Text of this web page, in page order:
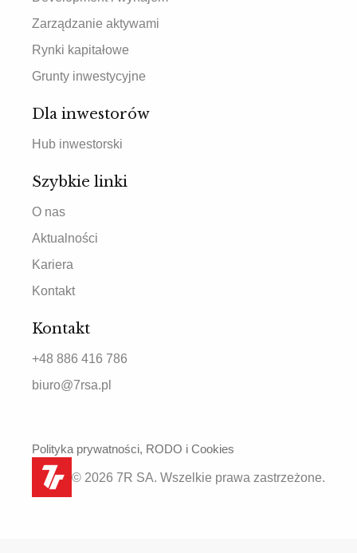
Zarządzanie aktywami
Rynki kapitałowe
Grunty inwestycyjne
Dla inwestorów
Hub inwestorski
Szybkie linki
O nas
Aktualności
Kariera
Kontakt
Kontakt
+48 886 416 786
biuro@7rsa.pl
© 2026 7R SA. Wszelkie prawa zastrzeżone.
Polityka prywatności, RODO i Cookies